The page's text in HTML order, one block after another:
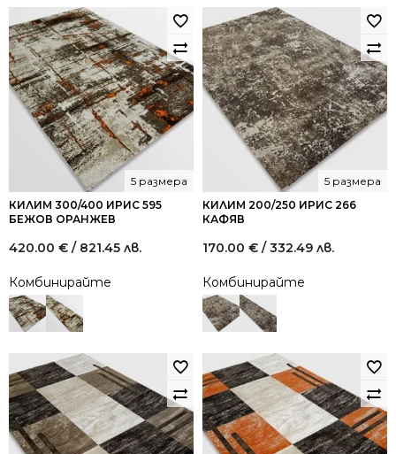
КИЛИМ 300/400 ИРИС 595
БЕЖОВ ОРАНЖЕВ
5 размера
420.00 € / 821.45 лв.
Комбинирайте
КИЛИМ 200/250 ИРИС 266
КАФЯВ
5 размера
170.00 € / 332.49 лв.
Комбинирайте